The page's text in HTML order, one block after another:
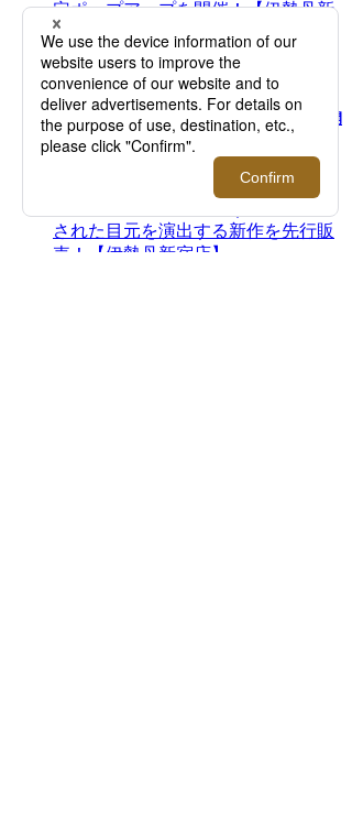
2026.08.05 - 08.11
「マウリッツハイス美術館」×＜タグス ワー
キングパーティ＞ 期間限定ポップアップを開
催！【伊勢丹新宿店】